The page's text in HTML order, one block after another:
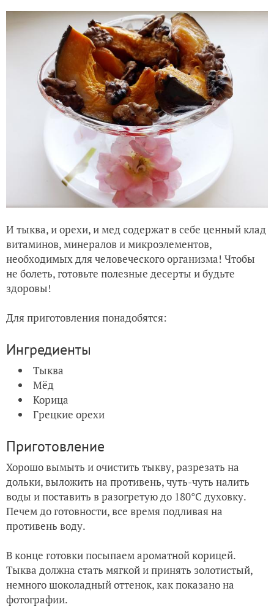
И тыква, и орехи, и мед содержат в себе ценный клад
витаминов, минералов и микроэлементов,
необходимых для человеческого организма! Чтобы
не болеть, готовьте полезные десерты и будьте
здоровы!
Для приготовления понадобятся:
Ингредиенты
Тыква
Мёд
Корица
Грецкие орехи
Приготовление
Хорошо вымыть и очистить тыкву, разрезать на
дольки, выложить на противень, чуть-чуть налить
воды и поставить в разогретую до 180°С духовку.
Печем до готовности, все время подливая на
противень воду.
В конце готовки посыпаем ароматной корицей.
Тыква должна стать мягкой и принять золотистый,
немного шоколадный оттенок, как показано на
фотографии.